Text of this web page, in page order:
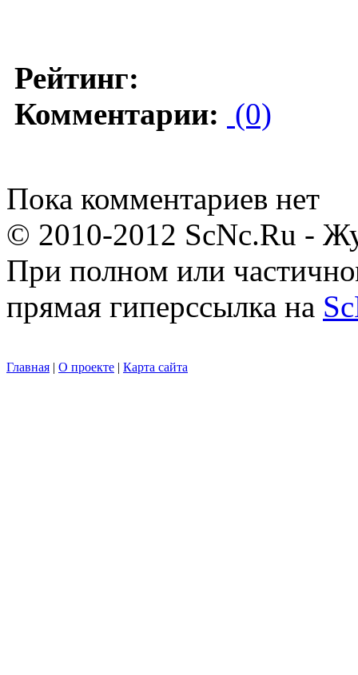
Рейтинг:
Комментарии: (0)
Пока комментариев нет
© 2010-2012 ScNc.Ru -
При полном или
прямая гиперссылка на
Главная | О проекте | Карта сайта